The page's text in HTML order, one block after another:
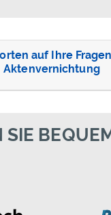
auf Ihre
Aktenvernichtung
SIE